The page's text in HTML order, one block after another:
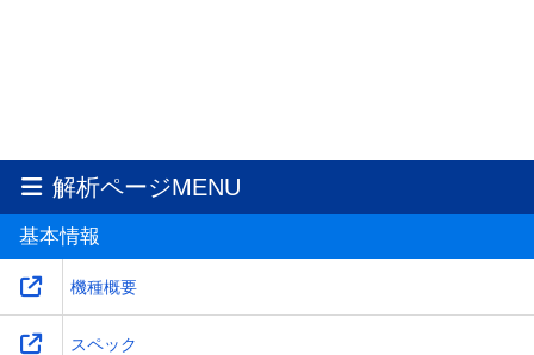
解析ページMENU
基本情報
機種概要
スペック